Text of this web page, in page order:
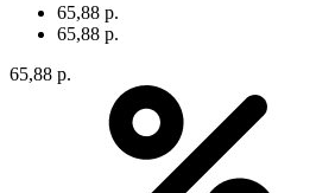
65,88 р.
65,88 р.
65,88 р.